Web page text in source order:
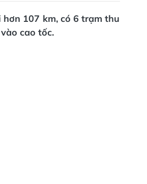
107 km, có 6 trạm thu
cao tốc.